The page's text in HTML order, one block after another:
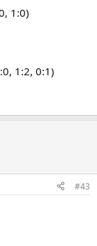
1:0)
1:2, 0:1)
#43